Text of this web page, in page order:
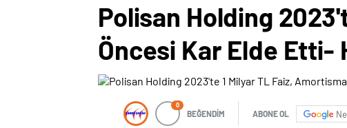
Polisan Holding
Öncesi Kar Elde Etti-
0
BEĞENDİM ABONE OL